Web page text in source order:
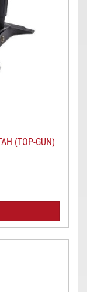
(TOP-GUN)